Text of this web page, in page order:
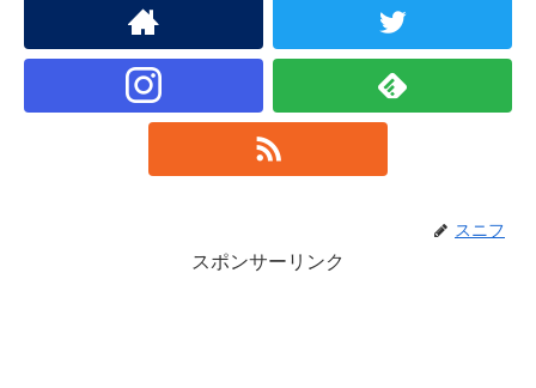
スニフ
スポンサーリンク